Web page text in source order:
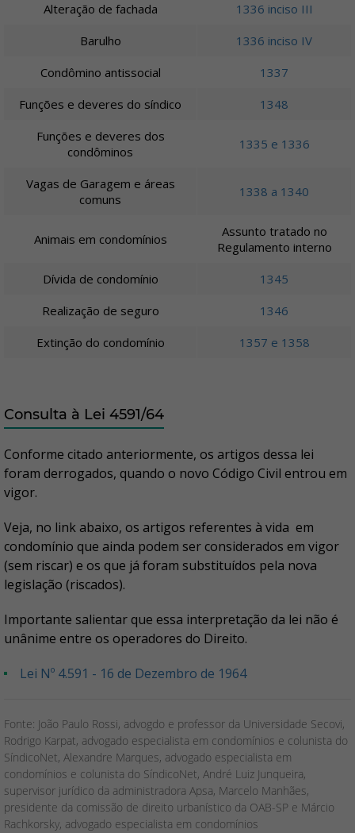
Alteração de fachada
1336 inciso III
Barulho
1336 inciso IV
Condômino antissocial
1337
Funções e deveres do síndico
1348
Funções e deveres dos
condôminos
1335 e 1336
Vagas de Garagem e áreas
comuns
1338 a 1340
Animais em condomínios
Assunto tratado no
Regulamento interno
Dívida de condomínio
1345
Realização de seguro
1346
Extinção do condomínio
1357 e 1358
Consulta à Lei 4591/64
Conforme citado anteriormente, os artigos dessa lei
foram derrogados, quando o novo Código Civil entrou em
vigor.
Veja, no link abaixo, os artigos referentes à vida em
condomínio que ainda podem ser considerados em vigor
(sem riscar) e os que já foram substituídos pela nova
legislação (riscados).
Importante salientar que essa interpretação da lei não é
unânime entre os operadores do Direito.
Lei Nº 4.591 - 16 de Dezembro de 1964
Fonte: João Paulo Rossi, advogdo e professor da Universidade Secovi,
Rodrigo Karpat, advogado especialista em condomínios e colunista do
SíndicoNet, Alexandre Marques, advogado especialista em
condomínios e colunista do SíndicoNet, André Luiz Junqueira,
supervisor jurídico da administradora Apsa, Marcelo Manhães,
presidente da comissão de direito urbanístico da OAB-SP e Márcio
Rachkorsky, advogado especialista em condomínios